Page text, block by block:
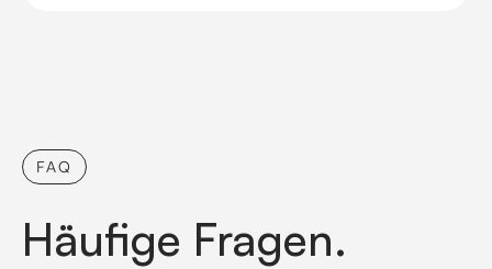
FAQ
Häufige Fragen.